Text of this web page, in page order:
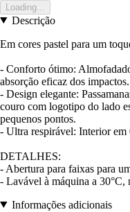
Loading...
Descrição
Em cores pastel para um
- Conforto ótimo:
absorção eficaz dos impactos.
- Design elegante:
couro com logotipo do lado
pequenos pontos.
- Ultra respirável: Interior
DETALHES:
- Abertura para faixas para
- Lavável à máquina a 30°C,
Informações adicionais